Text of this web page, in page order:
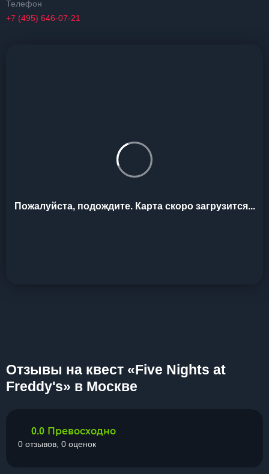
Телефон
+7 (495) 646-07-21
Пожалуйста, подождите. Карта скоро загрузится...
Отзывы на квест «Five Nights at
Freddy's» в Москве
0.0 Превосходно
0 отзывов, 0 оценок